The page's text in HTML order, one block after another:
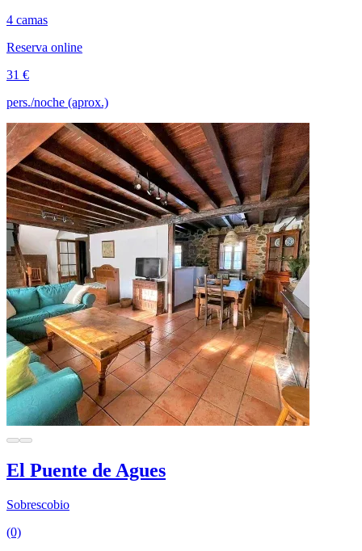
4 camas
Reserva online
31 €
pers./noche (aprox.)
El Puente de Agues
Sobrescobio
(0)